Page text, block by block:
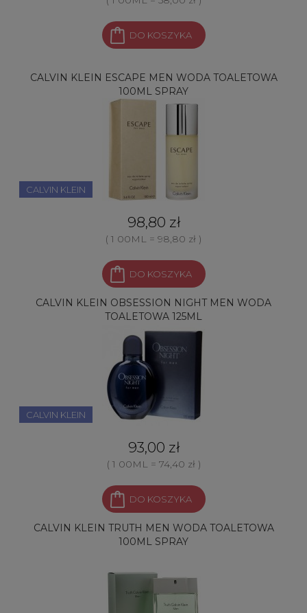
DO KOSZYKA
CALVIN KLEIN ESCAPE MEN WODA TOALETOWA
100ML SPRAY
CALVIN KLEIN
98,80 zł
( 1 00ML = 98,80 zł )
DO KOSZYKA
CALVIN KLEIN OBSESSION NIGHT MEN WODA
TOALETOWA 125ML
CALVIN KLEIN
93,00 zł
( 1 00ML = 74,40 zł )
DO KOSZYKA
CALVIN KLEIN TRUTH MEN WODA TOALETOWA
100ML SPRAY